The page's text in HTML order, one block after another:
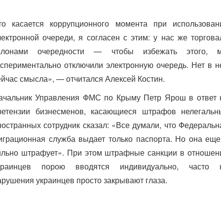
касается коррупционного момента при
очереди, я согласен с этим: у нас же
очередности — чтобы избежать этого,
отключили электронную очередь. Нет в
смысла», — отчитался Алексей Костин.
Управления ФМС по Крыму Петр Ярош в ответ
бизнесменов, касающиеся штрафов
сотрудник сказал: «Все думали, что
служба выдает только паспорта. Но она
штрафует». При этом штрафные санкции в
порою вводятся индивидуально, часто
украинцев просто закрывают глаза.